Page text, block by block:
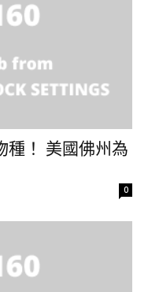
種！ 美國佛州為
0